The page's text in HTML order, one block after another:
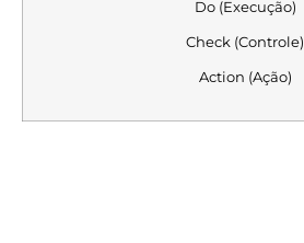
Do (Execução)
Check (Controle)
Action (Ação)